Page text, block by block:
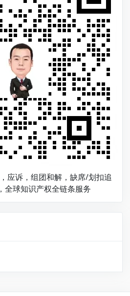
应诉，组团和解，缺席/划扣追
全球知识产权全链条服务